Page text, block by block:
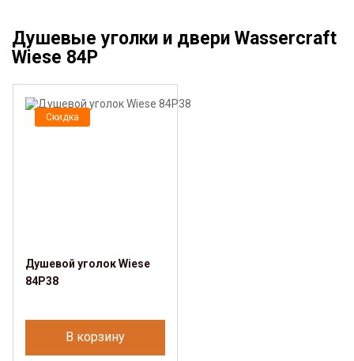
Душевые уголки и двери Wassercraft
Wiese 84P
Скидка
Душевой уголок Wiese
84P38
В корзину